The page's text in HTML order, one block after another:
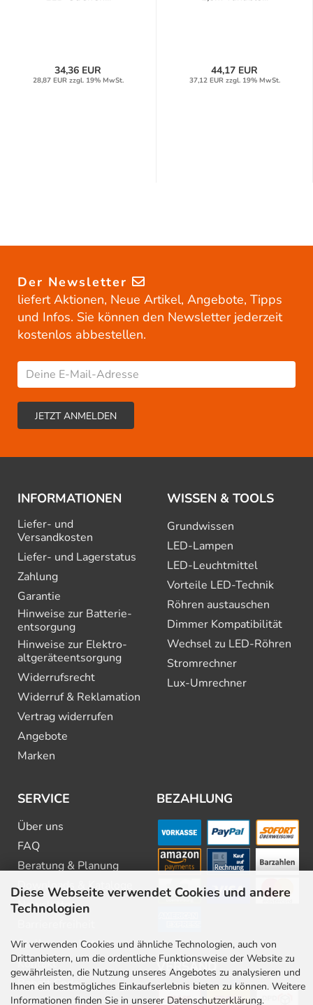
Diese Webseite verwendet Cookies und andere
Technologien
Wir verwenden Cookies und ähnliche Technologien, auch von
Drittanbietern, um die ordentliche Funktionsweise der Website zu
gewährleisten, die Nutzung unseres Angebotes zu analysieren und
Ihnen ein bestmögliches Einkaufserlebnis bieten zu können. Weitere
Informationen finden Sie in unserer Datenschutzerklärung.
34,36 EUR
28,87 EUR zzgl. 19% MwSt.
44,17 EUR
37,12 EUR zzgl. 19% MwSt.
Der Newsletter
liefert Aktionen, Neue Artikel, Angebote, Tipps
und Infos. Sie können den Newsletter jederzeit
kostenlos abbestellen.
INFORMATIONEN
Liefer- und
Versandkosten
Liefer- und Lagerstatus
Zahlung
Garantie
Hinweise zur Batterie­
entsorgung
Hinweise zur Elektro­
altgeräte­entsorgung
Widerrufsrecht
Widerruf & Reklamation
Vertrag widerrufen
Angebote
Marken
WISSEN & TOOLS
Grundwissen
LED-Lampen
LED-Leuchtmittel
Vorteile LED-Technik
Röhren austauschen
Dimmer Kompatibilität
Wechsel zu LED-Röhren
Stromrechner
Lux-Umrechner
SERVICE
Über uns
FAQ
Beratung & Planung
Downloads & Kataloge
Newsletter
Stellenangebote
Kontakt
Rabatt Codes
BEZAHLUNG
VERSAND